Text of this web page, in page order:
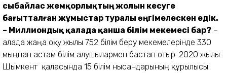
сыбайлас жемқорлықтың жолын кесуге
бағытталған жұмыстар туралы әңгімелескен едік.
– Миллиондық қалада қанша білім мекемесі бар? –
Қалада жаңа оқу жылы 752 білім беру мекемелерінде 330
мыңнан астам білім алушылармен бастап отыр. 2020 жылы
Шымкент қаласында 15 білім нысандарының құрылысы